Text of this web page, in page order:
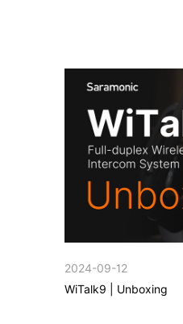
2024-09-12
WiTalk9 | Unboxing